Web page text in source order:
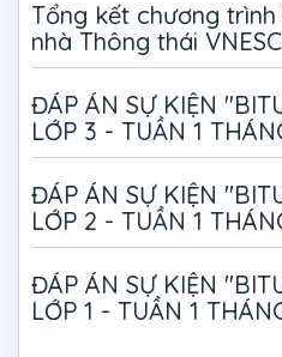
Tổng kết chương
nhà Thông thái
ĐÁP ÁN SỰ KIỆN
LỚP 3 - TUẦN 1
ĐÁP ÁN SỰ KIỆN
LỚP 2 - TUẦN 1
ĐÁP ÁN SỰ KIỆN
LỚP 1 - TUẦN 1